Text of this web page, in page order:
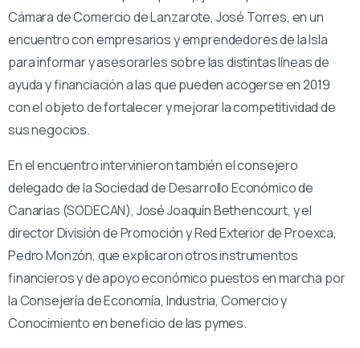
Cámara de Comercio de Lanzarote, José Torres, en un
encuentro con empresarios y emprendedores de la Isla
para informar y asesorarles sobre las distintas líneas de
ayuda y financiación a las que pueden acogerse en 2019
con el objeto de fortalecer y mejorar la competitividad de
sus negocios.
En el encuentro intervinieron también el consejero
delegado de la Sociedad de Desarrollo Económico de
Canarias (SODECAN), José Joaquín Bethencourt, y el
director División de Promoción y Red Exterior de Proexca,
Pedro Monzón, que explicaron otros instrumentos
financieros y de apoyo económico puestos en marcha por
la Consejería de Economía, Industria, Comercio y
Conocimiento en beneficio de las pymes.